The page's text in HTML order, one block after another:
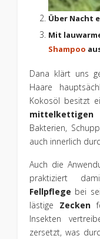
Über Nacht
Mit
Shampoo
Dana klärt uns
Haare
Kokosöl besitzt
mittelkettigen
Bakterien,
auch innerlich
Auch die
praktiziert
Fellpflege bei
lästige Zecken
Insekten
zersetzt, was